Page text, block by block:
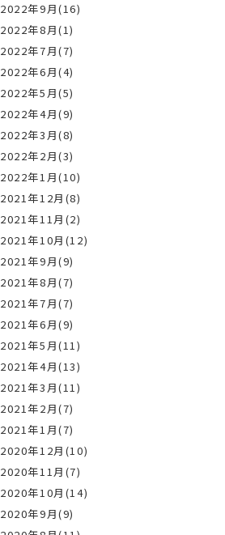
2022年9月(16)
2022年8月(1)
2022年7月(7)
2022年6月(4)
2022年5月(5)
2022年4月(9)
2022年3月(8)
2022年2月(3)
2022年1月(10)
2021年12月(8)
2021年11月(2)
2021年10月(12)
2021年9月(9)
2021年8月(7)
2021年7月(7)
2021年6月(9)
2021年5月(11)
2021年4月(13)
2021年3月(11)
2021年2月(7)
2021年1月(7)
2020年12月(10)
2020年11月(7)
2020年10月(14)
2020年9月(9)